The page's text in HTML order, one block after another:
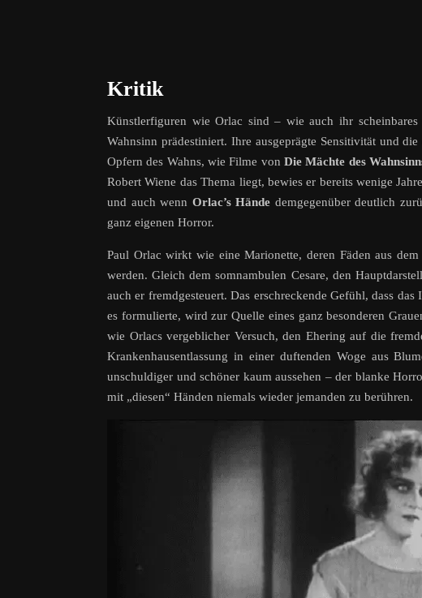
Kritik
Künstlerfiguren wie Orlac sind – wie auch ihr
Wahnsinn prädestiniert. Ihre ausgeprägte Sensitivität und
Opfern des Wahns, wie Filme von Die Mächte des
Robert Wiene das Thema liegt, bewies er bereits wenige
und auch wenn Orlac’s Hände demgegenüber deutlich
ganz eigenen Horror.
Paul Orlac wirkt wie eine Marionette, deren Fäden aus
werden. Gleich dem somnambulen Cesare, den
auch er fremdgesteuert. Das erschreckende Gefühl, dass
es formulierte, wird zur Quelle eines ganz besonderen
wie Orlacs vergeblicher Versuch, den Ehering auf die
Krankenhausentlassung in einer duftenden Woge aus
unschuldiger und schöner kaum aussehen – der blanke
mit „diesen“ Händen niemals wieder jemanden zu berühren.